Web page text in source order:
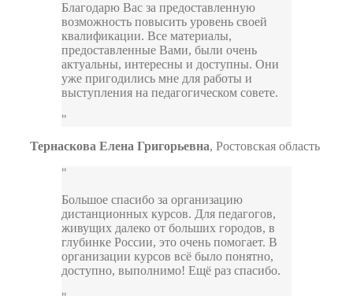
Благодарю Вас за предоставленную
возможность повысить уровень своей
квалификации. Все материалы,
предоставленные Вами, были очень
актуальны, интересны и доступны. Они
уже пригодились мне для работы и
выступления на педагогическом совете.
Тернаскова Елена Григорьевна, Ростовская область
Большое спасибо за организацию
дистанционных курсов. Для педагогов,
живущих далеко от больших городов, в
глубинке России, это очень помогает. В
организации курсов всё было понятно,
доступно, выполнимо! Ещё раз спасибо.